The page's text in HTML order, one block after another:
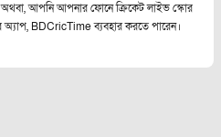
আপনি আপনার ফোনে ক্রিকেট লাইভ স্কোর
অ্যাপ, BDCricTime ব্যবহার করতে পারেন।